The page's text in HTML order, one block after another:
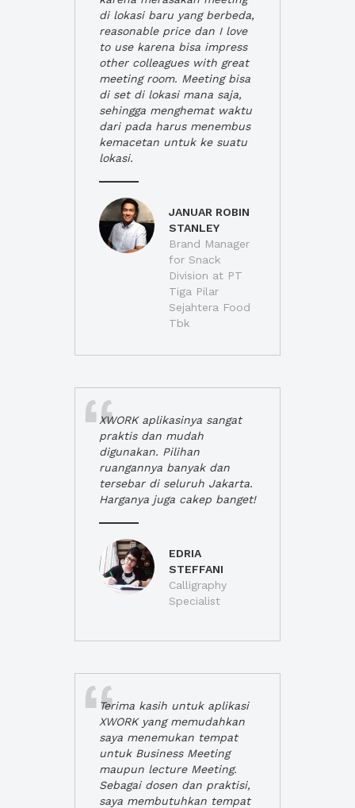
di lokasi baru yang berbeda,
reasonable price dan I love
to use karena bisa impress
other colleagues with great
meeting room. Meeting bisa
di set di lokasi mana saja,
sehingga menghemat waktu
dari pada harus menembus
kemacetan untuk ke suatu
lokasi.
JANUAR ROBIN
STANLEY
Brand Manager
for Snack
Division at PT
Tiga Pilar
Sejahtera Food
Tbk
XWORK aplikasinya sangat
praktis dan mudah
digunakan. Pilihan
ruangannya banyak dan
tersebar di seluruh Jakarta.
Harganya juga cakep banget!
EDRIA
STEFFANI
Calligraphy
Specialist
Terima kasih untuk aplikasi
XWORK yang memudahkan
saya menemukan tempat
untuk Business Meeting
maupun lecture Meeting.
Sebagai dosen dan praktisi,
saya membutuhkan tempat